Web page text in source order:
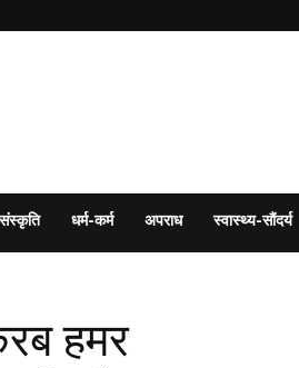
धर्म-कर्म अपराध स्वास्थ्य-सौंदर्य
हमर